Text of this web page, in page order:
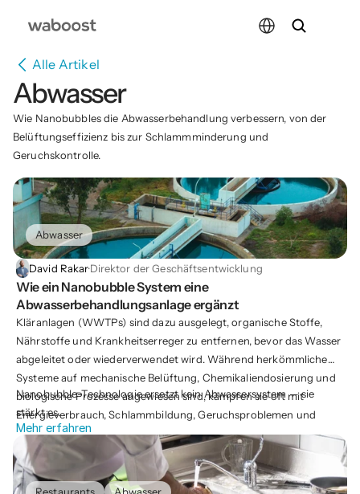
Alle Artikel
Abwasser
Wie Nanobubbles die Abwasserbehandlung verbessern, von der
Belüftungseffizienz bis zur Schlammminderung und
Geruchskontrolle.
Abwasser
David Rakar·Direktor der Geschäftsentwicklung
Wie ein Nanobubble System eine
Abwasserbehandlungsanlage ergänzt
Kläranlagen (WWTPs) sind dazu ausgelegt, organische Stoffe,
Nährstoffe und Krankheitserreger zu entfernen, bevor das Wasser
abgeleitet oder wiederverwendet wird. Während herkömmliche
Systeme auf mechanische Belüftung, Chemikaliendosierung und
biologische Prozesse angewiesen sind, kämpfen sie oft mit
Energieverbrauch, Schlammbildung, Geruchsproblemen und
Prozessinstabilitäten.
Nanobubble-Technologie ersetzt kein Abwassersystem — sie
stärkt es.
Mehr erfahren